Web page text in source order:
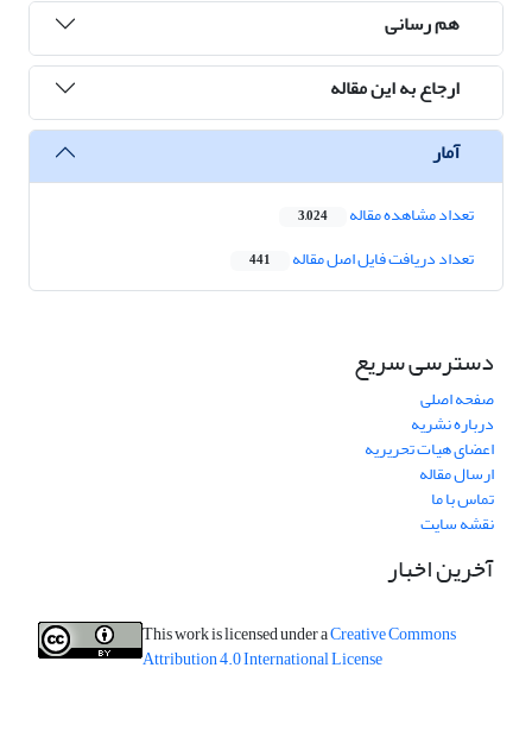
هم رسانی
ارجاع به این مقاله
آمار
تعداد مشاهده مقاله 3,024
تعداد دریافت فایل اصل مقاله 441
دسترسی سریع
صفحه اصلی
درباره نشریه
اعضای هیات تحریریه
ارسال مقاله
تماس با ما
نقشه سایت
آخرین اخبار
This work is licensed under aCreative Commons
Attribution 4.0 International License